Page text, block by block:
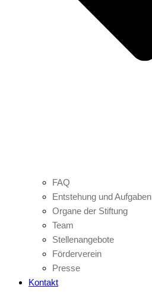
FAQ
Entstehung und Aufgaben
Organe der Stiftung
Team
Stellenangebote
Förderverein
Presse
Kontakt